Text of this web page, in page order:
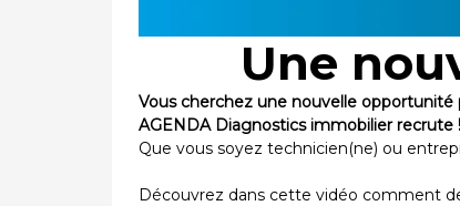
Une
Vous cherchez une nouvelle
AGENDA Diagnostics immobilier recrute !
Que vous soyez technicien(ne) ou
Découvrez dans cette vidéo comment